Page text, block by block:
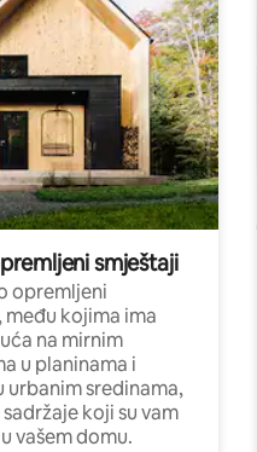
smještaji
opremljeni
među kojima ima
na mirnim
u planinama i
urbanim sredinama,
sadržaje koji su vam
vašem domu.